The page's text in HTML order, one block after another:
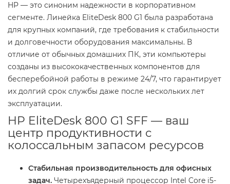
HP — это синоним надежности в корпоративном
сегменте. Линейка EliteDesk 800 G1 была разработана
для крупных компаний, где требования к стабильности
и долговечности оборудования максимальны. В
отличие от обычных домашних ПК, эти компьютеры
созданы из высококачественных компонентов для
бесперебойной работы в режиме 24/7, что гарантирует
их долгий срок службы даже после нескольких лет
эксплуатации.
HP EliteDesk 800 G1 SFF — ваш
центр продуктивности с
колоссальным запасом ресурсов
Стабильная производительность для офисных
задач. Четырехъядерный процессор Intel Core i5-